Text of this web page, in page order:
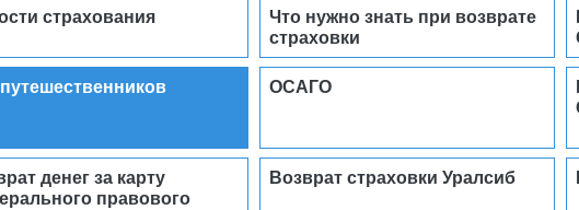
страхования
Что нужно знать при возврате
страховки
ОСАГО
денег за карту
правового
Возврат страховки Уралсиб